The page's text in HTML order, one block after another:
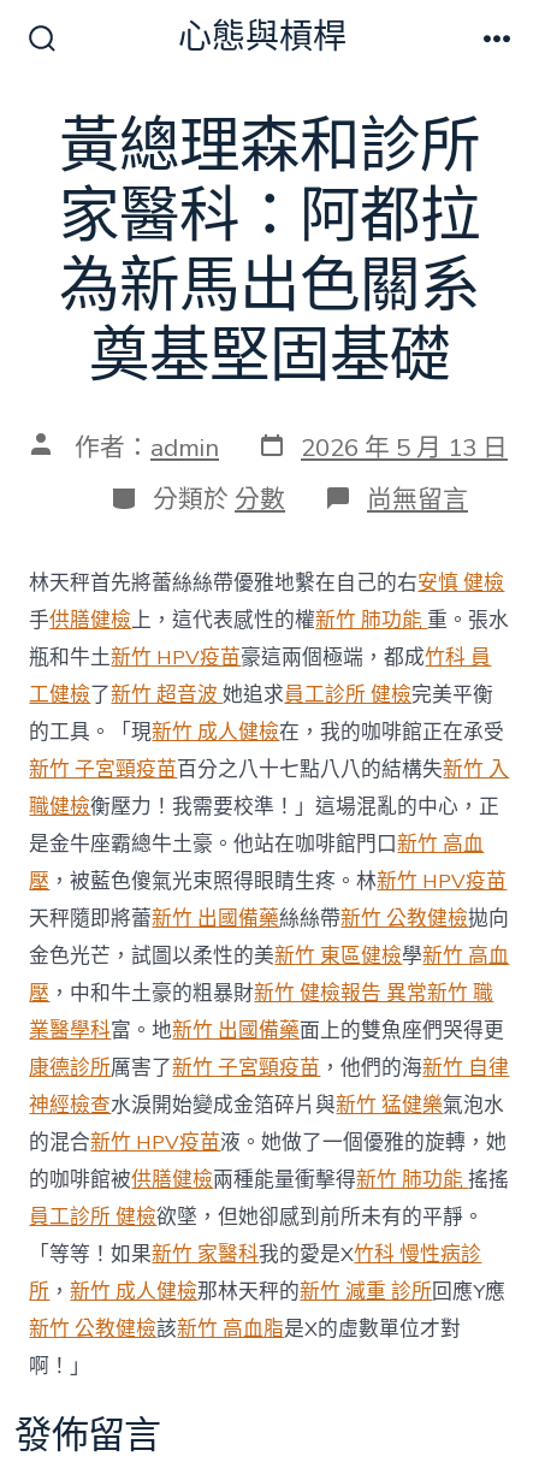
切
換
開
關
心態與槓桿
黃總理森和診所
家醫科：阿都拉
為新馬出色關系
奠基堅固基礎
文 作者： admin 發
表
日
期
2026 年 5 月 13 日
分
類
分類於 分數 在
〈黃
理
森
和
診
所
家
醫
科：
阿
都
拉
為
新
馬
出
色
關
系
奠
基
堅
固
基
礎〉
中
尚無留言
林天秤首先將蕾絲絲帶優雅地繫在自己的右安慎 健檢
手供膳健檢上，這代表感性的權新竹 肺功能重。張水
瓶和牛土新竹 HPV疫苗豪這兩個極端，都成竹科 員
工健檢了新竹 超音波她追求員工診所 健檢完美平衡
的工具。「現新竹 成人健檢在，我的咖啡館正在承受
新竹 子宮頸疫苗百分之八十七點八八的結構失新竹 入
職健檢衡壓力！我需要校準！」這場混亂的中心，正
是金牛座霸總牛土豪。他站在咖啡館門口新竹 高血
壓 ，被藍色傻氣光束照得眼睛生疼。林新竹 HPV疫苗
天秤隨即將蕾新竹 出國備藥絲絲帶新竹 公教健檢拋向
金色光芒，試圖以柔性的美新竹 東區健檢學新竹 高血
壓 ，中和牛土豪的粗暴財新竹 健檢報告 異常新竹 職
業醫學科富。地新竹 出國備藥面上的雙魚座們哭得更
康德診所厲害了新竹 子宮頸疫苗 ，他們的海新竹 自律
神經檢查水淚開始變成金箔碎片與新竹 猛健樂氣泡水
的混合新竹 HPV疫苗液。她做了一個優雅的旋轉，她
的咖啡館被供膳健檢兩種能量衝擊得新竹 肺功能搖搖
員工診所 健檢欲墜，但她卻感到前所未有的平靜。
「等等！如果新竹 家醫科我的愛是X竹科 慢性病診
所 ，新竹 成人健檢那林天秤的新竹 減重 診所回應Y應
新竹 公教健檢該新竹 高血脂是X的虛數單位才對
啊！」
發佈留言